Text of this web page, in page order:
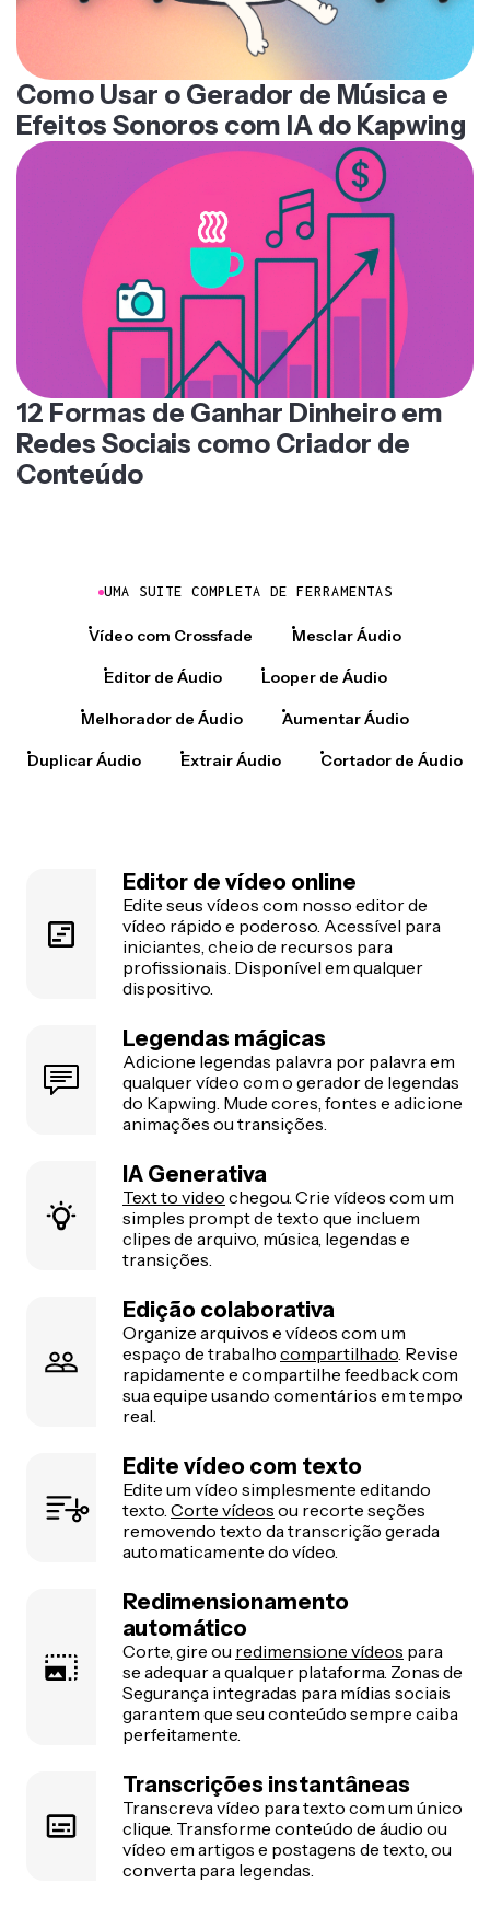
Como Usar o Gerador de Música e
Efeitos Sonoros com IA do Kapwing
12 Formas de Ganhar Dinheiro em
Redes Sociais como Criador de
Conteúdo
UMA SUITE COMPLETA DE FERRAMENTAS
Vídeo com Crossfade Mesclar Áudio
Editor de Áudio Looper de Áudio
Melhorador de Áudio Aumentar Áudio
Duplicar Áudio Extrair Áudio Cortador de Áudio
Editor de vídeo online
Edite seus vídeos com nosso editor de
vídeo rápido e poderoso. Acessível para
iniciantes, cheio de recursos para
profissionais. Disponível em qualquer
dispositivo.
Legendas mágicas
Adicione legendas palavra por palavra em
qualquer vídeo com o gerador de legendas
do Kapwing. Mude cores, fontes e adicione
animações ou transições.
IA Generativa
Text to video chegou. Crie vídeos com um
simples prompt de texto que incluem
clipes de arquivo, música, legendas e
transições.
Edição colaborativa
Organize arquivos e vídeos com um
espaço de trabalho compartilhado. Revise
rapidamente e compartilhe feedback com
sua equipe usando comentários em tempo
real.
Edite vídeo com texto
Edite um vídeo simplesmente editando
texto. Corte vídeos ou recorte seções
removendo texto da transcrição gerada
automaticamente do vídeo.
Redimensionamento
automático
Corte, gire ou redimensione vídeos para
se adequar a qualquer plataforma. Zonas de
Segurança integradas para mídias sociais
garantem que seu conteúdo sempre caiba
perfeitamente.
Transcrições instantâneas
Transcreva vídeo para texto com um único
clique. Transforme conteúdo de áudio ou
vídeo em artigos e postagens de texto, ou
converta para legendas.